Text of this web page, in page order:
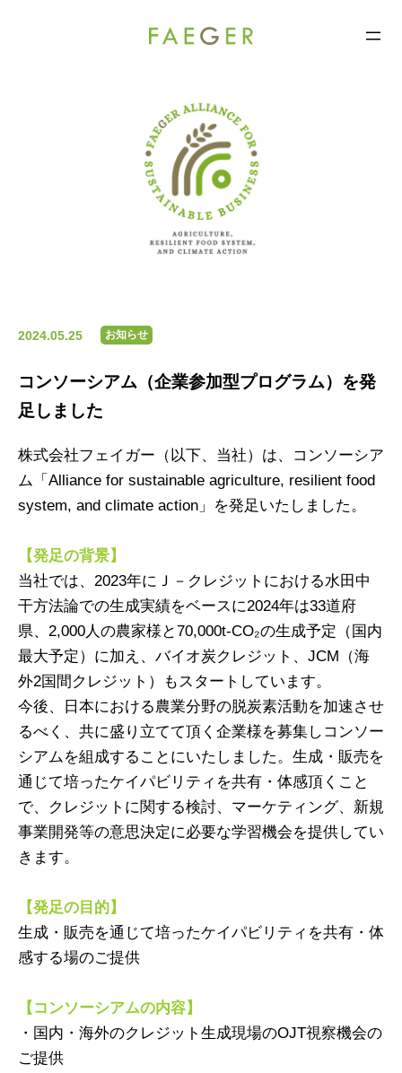
2024.05.25 お知らせ
コンソーシアム（企業参加型プログラム）を発
足しました
株式会社フェイガー（以下、当社）は、コンソーシア
ム「Alliance for sustainable agriculture, resilient food
system, and climate action」を発足いたしました。
【発足の背景】
当社では、2023年にＪ－クレジットにおける水田中
干方法論での生成実績をベースに2024年は33道府
県、2,000人の農家様と70,000t-CO₂の生成予定（国内
最大予定）に加え、バイオ炭クレジット、JCM（海
外2国間クレジット）もスタートしています。
今後、日本における農業分野の脱炭素活動を加速させ
るべく、共に盛り立てて頂く企業様を募集しコンソー
シアムを組成することにいたしました。生成・販売を
通じて培ったケイパビリティを共有・体感頂くこと
で、クレジットに関する検討、マーケティング、新規
事業開発等の意思決定に必要な学習機会を提供してい
きます。
【発足の目的】
生成・販売を通じて培ったケイパビリティを共有・体
感する場のご提供
【コンソーシアムの内容】
・国内・海外のクレジット生成現場のOJT視察機会の
ご提供